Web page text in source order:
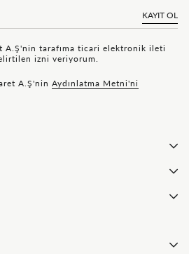
KAYIT OL
A.Ş'nin tarafıma ticari elektronik ileti
izni veriyorum.
A.Ş'nin Aydınlatma Metni'ni